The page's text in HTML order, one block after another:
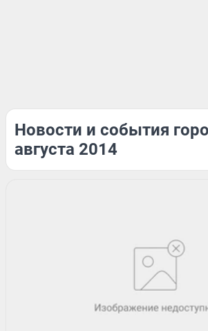
Новости и события
августа 2014